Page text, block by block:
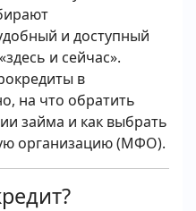
и доступный
и сейчас».
в
на что обратить
займа и как выбрать
организацию (МФО).